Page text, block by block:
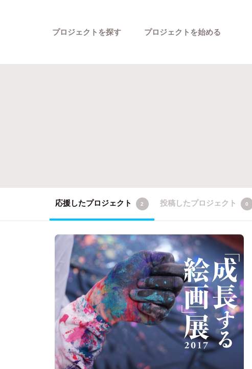
プロジェクトを探す プロジェクトを始める
応援したプロジェクト 2 投稿したプロジェクト 0